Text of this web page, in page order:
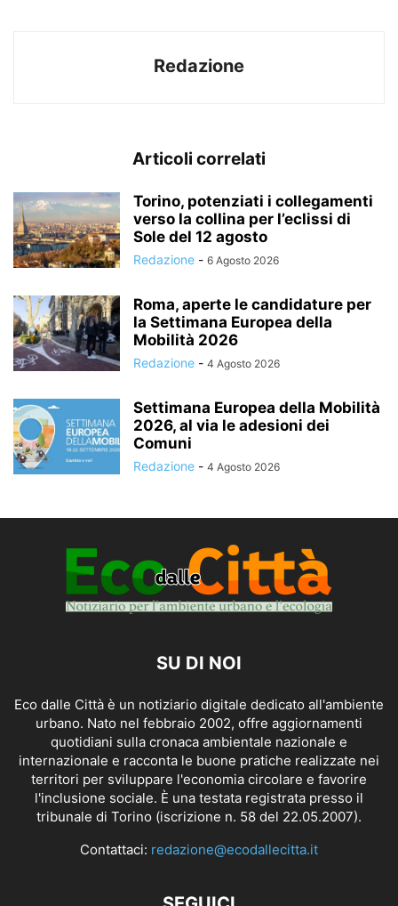
Redazione
Articoli correlati
Torino, potenziati i collegamenti
verso la collina per l’eclissi di
Sole del 12 agosto
Redazione - 6 Agosto 2026
Roma, aperte le candidature per
la Settimana Europea della
Mobilità 2026
Redazione - 4 Agosto 2026
Settimana Europea della Mobilità
2026, al via le adesioni dei
Comuni
Redazione - 4 Agosto 2026
SU DI NOI
Eco dalle Città è un notiziario digitale dedicato all'ambiente
urbano. Nato nel febbraio 2002, offre aggiornamenti
quotidiani sulla cronaca ambientale nazionale e
internazionale e racconta le buone pratiche realizzate nei
territori per sviluppare l'economia circolare e favorire
l'inclusione sociale. È una testata registrata presso il
tribunale di Torino (iscrizione n. 58 del 22.05.2007).
Contattaci: redazione@ecodallecitta.it